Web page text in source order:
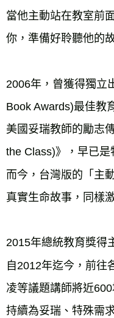
每筆NT$200，滿
海外叢書運費
數位商品海外免運
當他主動站在教室前
你，準備好聆聽他的
2006年，曾獲得獨立
Book Awards)最佳教
美國妥瑞教師的勵志
the Class)》，早已是
而今，台灣版的「主
真實生命故事，同樣
2015年總統教育獎得
自2012年迄今，前往
凌等議題講師將近600
持續為妥瑞、特殊需